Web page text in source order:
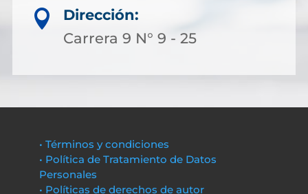

Dirección:
Carrera 9 N° 9 - 25
• Términos y condiciones
• Política de Tratamiento de Datos
Personales
• Políticas de derechos de autor